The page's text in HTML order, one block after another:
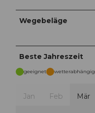
Wegebeläge
Beste Jahreszeit
geeignet wetterabhängig
Jan Feb Mär